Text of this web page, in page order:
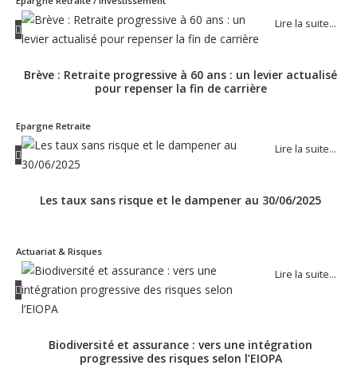
Lire la suite…
Brève : Retraite progressive à 60 ans : un levier actualisé
pour repenser la fin de carrière
Epargne Retraite
Lire la suite…
Les taux sans risque et le dampener au 30/06/2025
Actuariat & Risques
Lire la suite…
Biodiversité et assurance : vers une intégration
progressive des risques selon l’EIOPA